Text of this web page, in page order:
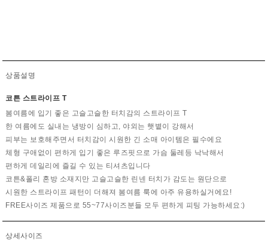
상품설명
코튼 스트라이프 T
봄여름에 입기 좋은 고슬고슬한 터치감의 스트라이프 T
한 여름에도 실내는 냉방이 심하고, 야외는 햇볕이 강해서
피부는 보호해주면서 터치감이 시원한 긴 소매 아이템은 필수에요
체형 구애없이 편하게 입기 좋은 루즈핏으로 가슴 둘레등 낙낙해서
편하게 데일리에 즐길 수 있는 티셔츠입니다
코튼&폴리 혼방 소재지만 고슬고슬한 린넨 터치가 감도는 원단으로
시원한 스트라이프 패턴이 더해져 봄여름 룩에 아주 유용하실거에요!
FREE사이즈 제품으로 55~77사이즈분들 모두 편하게 피팅 가능하세요:)
상세사이즈